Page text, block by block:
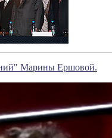
Марины Ершовой.